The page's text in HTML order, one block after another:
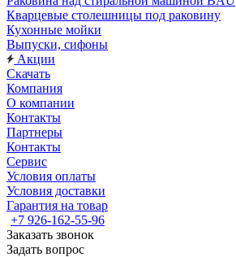
Кварцевые столешницы под раковину
Кухонные мойки
Выпуски, сифоны
Акции
Скачать
Компания
О компании
Контакты
Партнеры
Контакты
Сервис
Условия оплаты
Условия доставки
Гарантия на товар
+7 926-162-55-96
Заказать звонок
Задать вопрос